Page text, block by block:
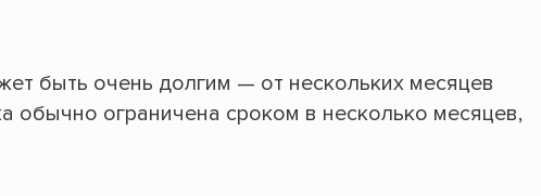
быть очень долгим — от нескольких месяцев
обычно ограничена сроком в несколько месяцев,